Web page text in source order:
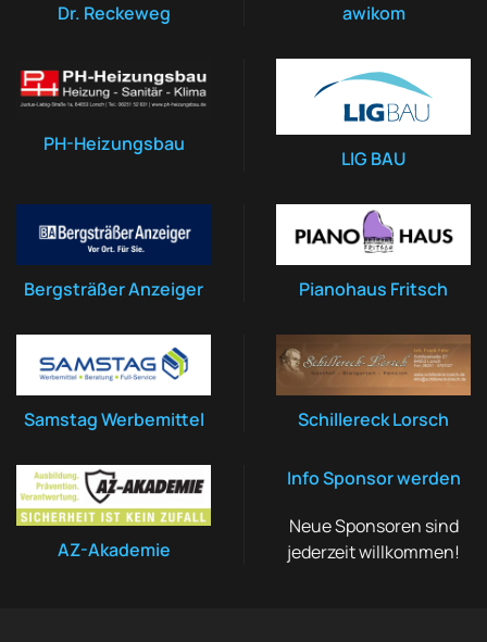
Dr. Reckeweg awikom
PH-Heizungsbau
LIG BAU
Bergsträßer Anzeiger Pianohaus Fritsch
Samstag Werbemittel Schillereck Lorsch
AZ-Akademie
Info Sponsor werden
Neue Sponsoren sind
jederzeit willkommen!